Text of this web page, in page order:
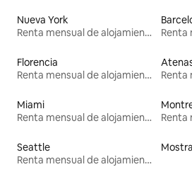
Nueva York
Renta mensual de alojamientos
Florencia
Renta mensual de alojamientos
Miami
Renta mensual de alojamientos
Seattle
Renta mensual de alojamientos